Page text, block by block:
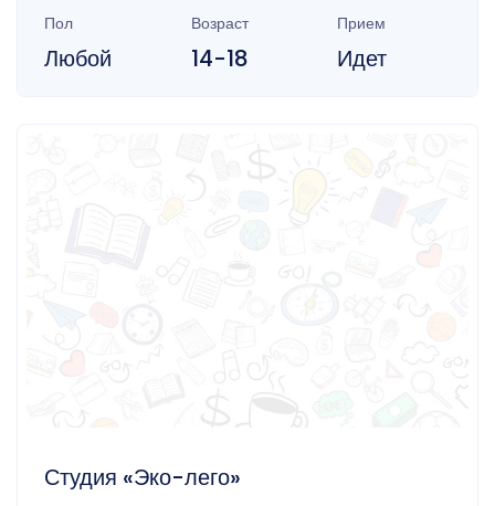
Пол
Любой
Возраст
14-18
Прием
Идет
Студия «Эко-лего»